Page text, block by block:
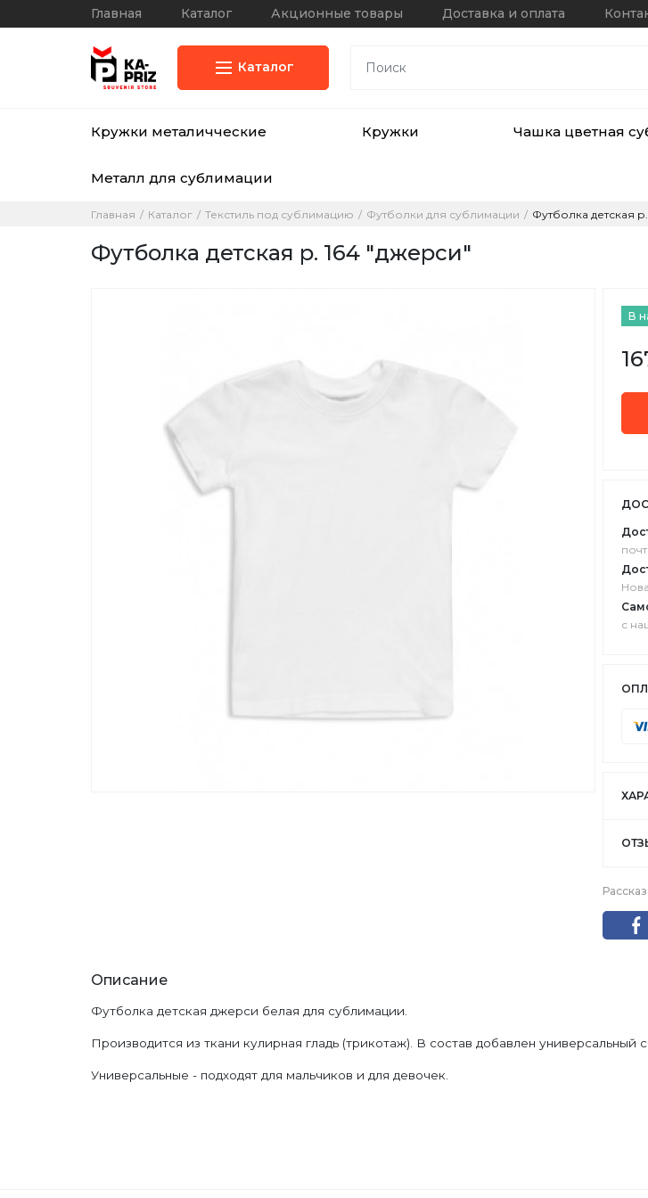
Главная Каталог Акционные товары Доставка и оплата
Каталог
Кружки металичческие Кружки Чашка цветная
Металл для сублимации
Главная Каталог Текстиль под сублимацию Футболки для сублимации Футболка детская
Футболка детская р. 164 "джерси"
В
с
Описание
Футболка детская джерси белая для сублимации.
Производится из ткани кулирная гладь (трикотаж). В состав добавлен универсальный
Универсальные - подходят для мальчиков и для девочек.